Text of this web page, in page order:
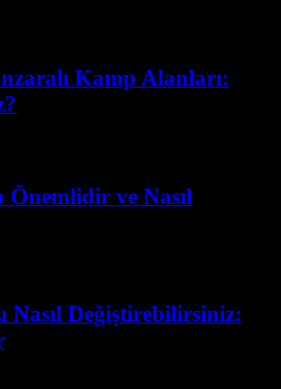
Kamp Alanları:
Önemlidir ve Nasıl
Nasıl Değiştirebilirsiniz: